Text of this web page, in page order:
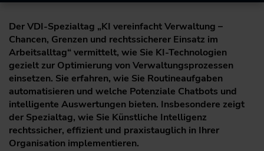
Der VDI-Spezialtag „KI vereinfacht Verwaltung –
Chancen, Grenzen und rechtssicherer Einsatz im
Arbeitsalltag“ vermittelt, wie Sie KI-Technologien
gezielt zur Optimierung von Verwaltungsprozessen
einsetzen. Sie erfahren, wie Sie Routineaufgaben
automatisieren und welche Potenziale Chatbots und
intelligente Auswertungen bieten. Insbesondere zeigt
der Spezialtag, wie Sie Künstliche Intelligenz
rechtssicher, effizient und praxistauglich in Ihrer
Organisation implementieren.